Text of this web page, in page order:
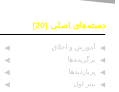
دسته‌های اصلی (20)
آموزش و اخلاق
برگزیده ها
پربازدیدها
تیتر اول